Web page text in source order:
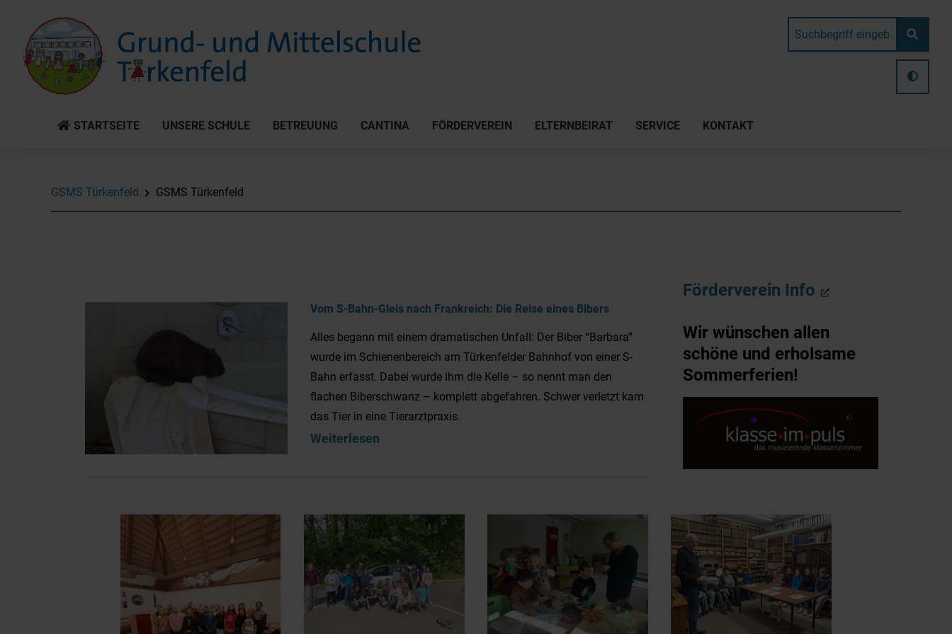
STARTSEITE UNSERE SCHULE BETREUUNG CANTINA FÖRDERVEREIN ELTERNBEIRAT SERVICE KONTAKT
GSMS Türkenfeld GSMS Türkenfeld
Vom S-Bahn-Gleis nach Frankreich: Die Reise eines Bibers
Alles begann mit einem dramatischen Unfall: Der Biber “Barbara”
wurde im Schienenbereich am Türkenfelder Bahnhof von einer S-
Bahn erfasst. Dabei wurde ihm die Kelle – so nennt man den
flachen Biberschwanz – komplett abgefahren. Schwer verletzt kam
das Tier in eine Tierarztpraxis.
Weiterlesen
Förderverein Info
Wir wünschen allen
schöne und erholsame
Sommerferien!